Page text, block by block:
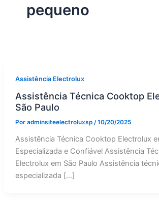
pequeno
Assistência Electrolux
Assistência Técnica Cooktop
São Paulo
Por adminsiteelectroluxsp /10/20/2025
Assistência Técnica Cooktop Electrolux
Especializada e Confiável Assistência
Electrolux em São Paulo Assistência
especializada […]